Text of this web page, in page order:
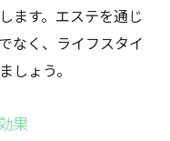
ます。エステを通じ
なく、ライフスタイ
しょう。
果